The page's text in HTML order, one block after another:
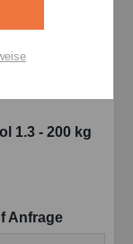
1.3 - 200 kg
Anfrage